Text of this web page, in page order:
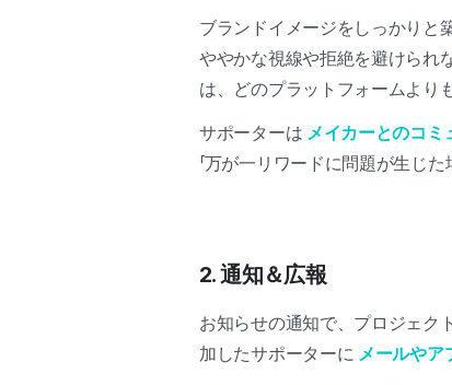
ブランドイメージをしっかりと
ややかな視線や拒絶を避けられ
は、どのプラットフォームより
サポーターは メイカーとのコ
「万が一リワードに問題が生じた
2. 通知＆広報
お知らせの通知で、プロジェク
加したサポーターに メールやア